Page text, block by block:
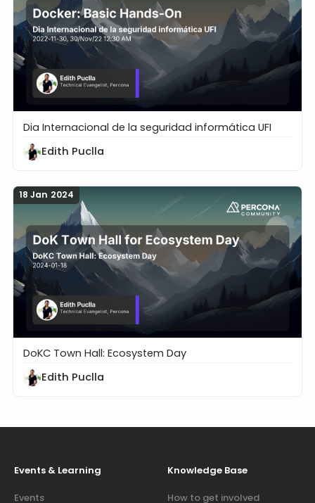
Docker: Basic Hands-On
Dia Internacional de la seguridad informática UFI
Edith Puclla
18 Jan 2024
DoK Town Hall for Ecosystem Day
DoKC Town Hall: Ecosystem Day
Edith Puclla
Events & Learning
Events
Knowledge Base
How to get involved